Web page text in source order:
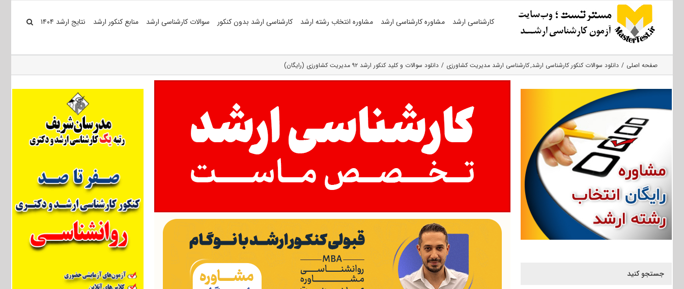
کارشناسی ارشد مشاوره کارشناسی ارشد مشاوره انتخاب رشته ارشد کارشناسی ارشد بدون کنکور سوالات کارشناسی ارشد منابع کنکور ارشد نتایج ارشد ۱۴۰۴
صفحه اصلی دانلود سوالات کنکور کارشناسی ارشد کارشناسی ارشد مدیریت کشاورزی دانلود سوالات و کلید کنکور ارشد ۹۲ مدیریت کشاورزی (رایگان)
جستجو کنید